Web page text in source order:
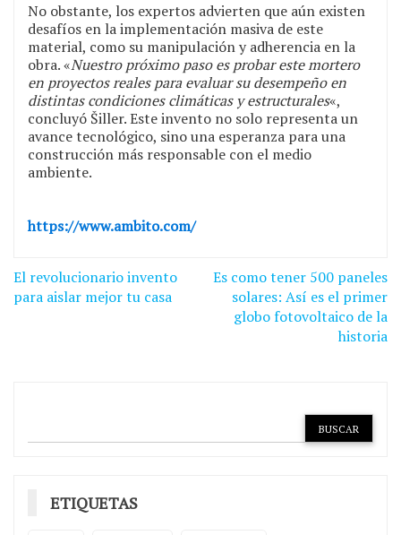
No obstante, los expertos advierten que aún existen
desafíos en la implementación masiva de este
material, como su manipulación y adherencia en la
obra. «Nuestro próximo paso es probar este mortero
en proyectos reales para evaluar su desempeño en
distintas condiciones climáticas y estructurales«,
concluyó Šiller. Este invento no solo representa un
avance tecnológico, sino una esperanza para una
construcción más responsable con el medio
ambiente.
https://www.ambito.com/
Navegación
de
El revolucionario invento
para aislar mejor tu casa
Es como tener 500 paneles
solares: Así es el primer
globo fotovoltaico de la
historia
ETIQUETAS